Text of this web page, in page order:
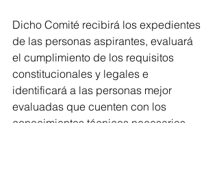
Dicho Comité recibirá los expedientes
de las personas aspirantes, evaluará
el cumplimiento de los requisitos
constitucionales y legales e
identificará a las personas mejor
evaluadas que cuenten con los
conocimientos técnicos necesarios